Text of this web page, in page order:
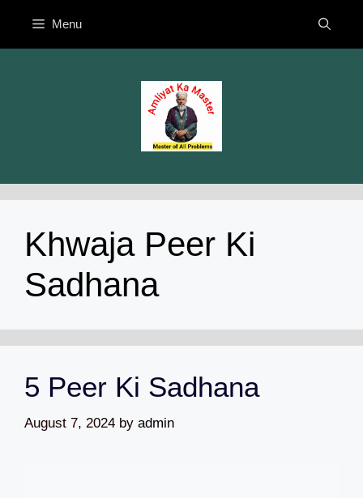
content
Menu
Khwaja Peer Ki
Sadhana
5 Peer Ki Sadhana
August 7, 2024 by admin